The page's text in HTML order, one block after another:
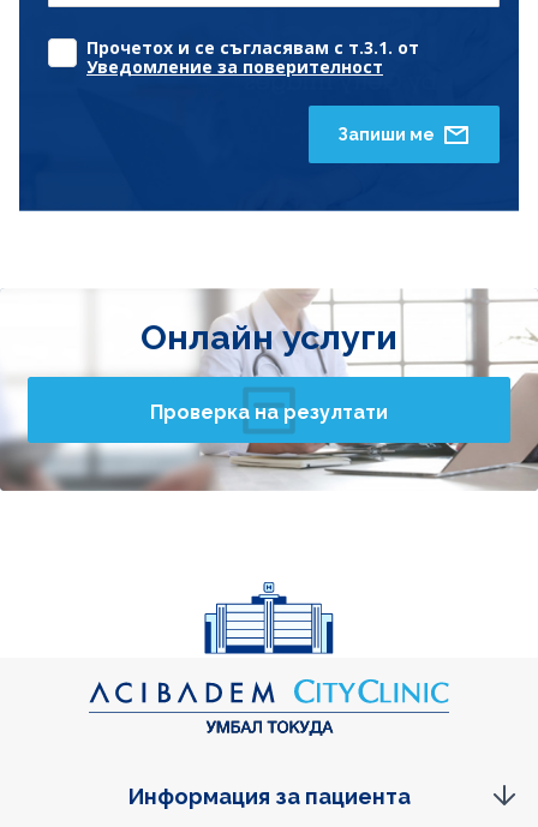
Прочетох и се съгласявам с т.3.1. от
Уведомление за поверителност
Запиши ме
Онлайн услуги
Проверка на резултати
Информация за пациента